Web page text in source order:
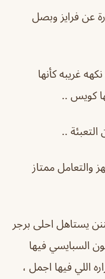
عن فرايز وبصل
غريبه كأنها
كويس ..
التعبئة ..
والتعامل ممتاز
يستاهل احلى برجر
السبايسي فيها
اللي فيها اجمل ،